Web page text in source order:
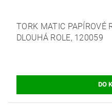
TORK MATIC PAPÍROVÉ
DLOUHÁ ROLE, 120059